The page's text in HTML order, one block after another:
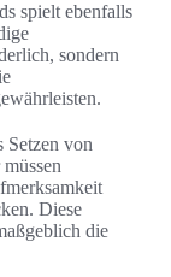
spielt ebenfalls
sondern
Setzen von
Diese
die